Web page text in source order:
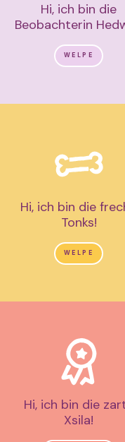
Hi, ich bin die
Beobachterin
WELPE
Hi, ich bin die
Tonks!
WELPE
Hi, ich bin die
Xsila!